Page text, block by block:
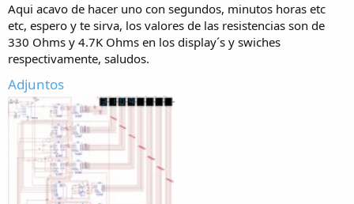
Aqui acavo de hacer uno con segundos, minutos horas etc
etc, espero y te sirva, los valores de las resistencias son de
330 Ohms y 4.7K Ohms en los display´s y swiches
respectivamente, saludos.
Adjuntos